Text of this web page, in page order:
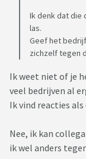
Ik denk dat die
las.
Geef het
zichzelf tegen
Ik weet niet of je
veel bedrijven al
Ik vind reacties
Nee, ik kan
ik wel anders